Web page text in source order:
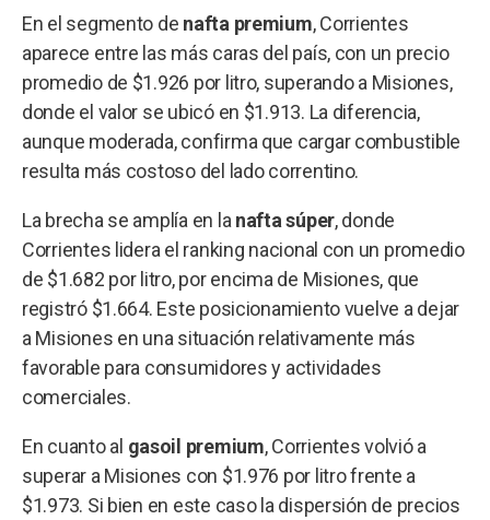
En el segmento de nafta premium, Corrientes
aparece entre las más caras del país, con un precio
promedio de $1.926 por litro, superando a Misiones,
donde el valor se ubicó en $1.913. La diferencia,
aunque moderada, confirma que cargar combustible
resulta más costoso del lado correntino.
La brecha se amplía en la nafta súper, donde
Corrientes lidera el ranking nacional con un promedio
de $1.682 por litro, por encima de Misiones, que
registró $1.664. Este posicionamiento vuelve a dejar
a Misiones en una situación relativamente más
favorable para consumidores y actividades
comerciales.
En cuanto al gasoil premium, Corrientes volvió a
superar a Misiones con $1.976 por litro frente a
$1.973. Si bien en este caso la dispersión de precios